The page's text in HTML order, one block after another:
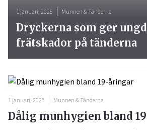
1 januari, 2025 Munnen & Tänderna
Dålig munhygien bland
1 januari, 2025 Munnen & Tänderna
Dryckerna som ger
frätskador på tänderna